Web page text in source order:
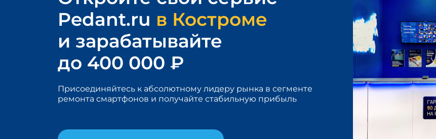
Pedant.ru в Костроме
и зарабатывайте
до 400 000 ₽
Присоединяйтесь к абсолютному лидеру рынка в сегменте
ремонта смартфонов и получайте стабильную прибыль